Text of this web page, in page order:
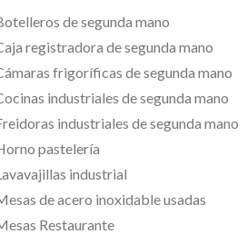
de segunda mano
registradora de segunda mano
frigoríficas de segunda mano
industriales de segunda mano
industriales de segunda mano
pastelería
industrial
de acero inoxidable usadas
Restaurante